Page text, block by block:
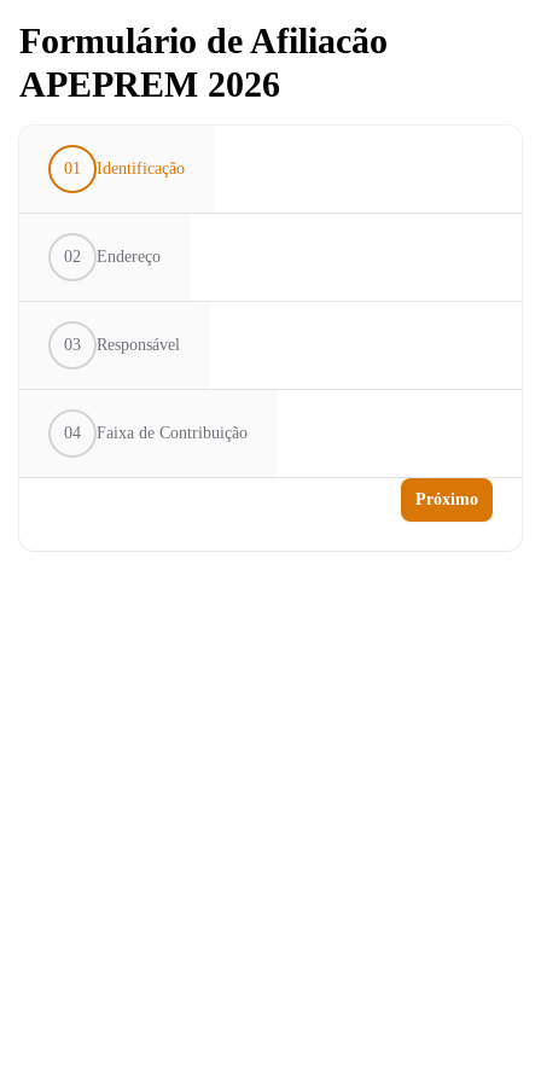
Formulário de Afiliacão
APEPREM 2026
01 Identificação
02 Endereço
03 Responsável
04 Faixa de Contribuição
Próximo